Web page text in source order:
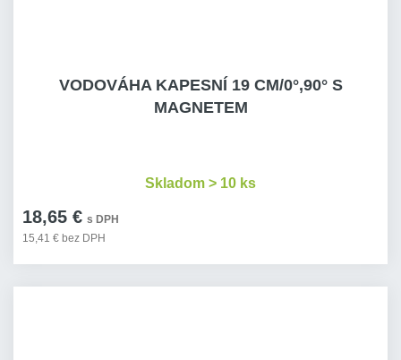
VODOVÁHA KAPESNÍ 19 CM/0°,90° S
MAGNETEM
18,65 € s DPH
15,41 € bez DPH
Skladom > 10 ks